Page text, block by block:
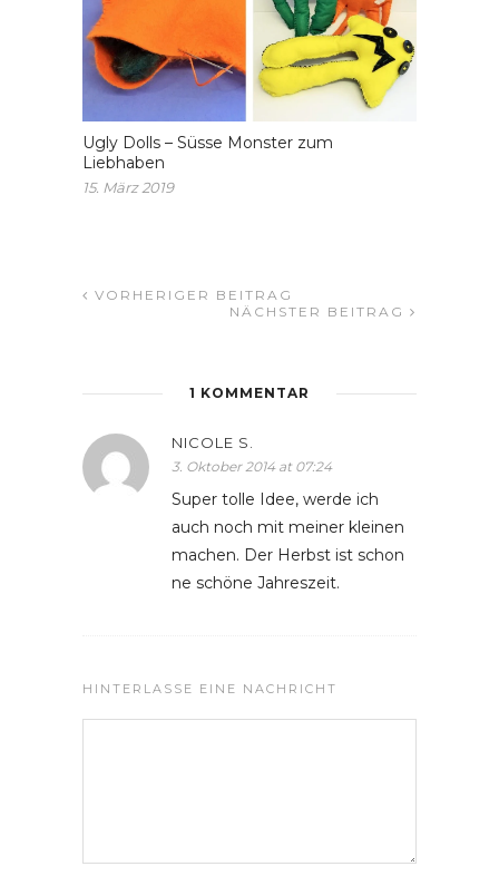
Ugly Dolls – Süsse Monster zum
Liebhaben
15. März 2019
VORHERIGER BEITRAG
NÄCHSTER BEITRAG
1 KOMMENTAR
NICOLE S.
3. Oktober 2014 at 07:24
Super tolle Idee, werde ich
auch noch mit meiner kleinen
machen. Der Herbst ist schon
ne schöne Jahreszeit.
HINTERLASSE EINE NACHRICHT